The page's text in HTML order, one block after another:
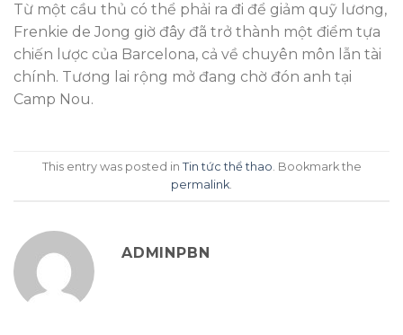
Từ một cầu thủ có thể phải ra đi để giảm quỹ lương,
Frenkie de Jong giờ đây đã trở thành một điểm tựa
chiến lược của Barcelona, cả về chuyên môn lẫn tài
chính. Tương lai rộng mở đang chờ đón anh tại
Camp Nou.
This entry was posted in Tin tức thể thao . Bookmark the
permalink
ADMINPBN